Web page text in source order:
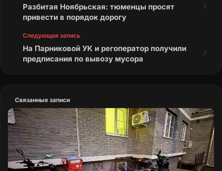
Разбитая Ноябрьская: тюменцы просят
привести в порядок дорогу
Следующая запись
На Парниковой УК и регоператор получили
предписания по вывозу мусора
Связанные записи